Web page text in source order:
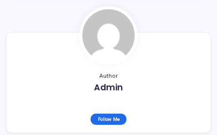
Author
Admin
Follow Me